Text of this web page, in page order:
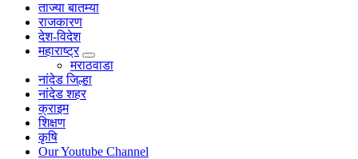
ताज्या बातम्या
राजकारण
देश-विदेश
महाराष्ट्र
मराठवाडा
नांदेड जिल्हा
नांदेड शहर
क्राइम
शिक्षण
कृषि
Our Youtube Channel